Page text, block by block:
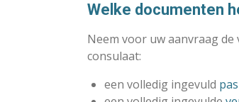
Welke documenten
Neem voor uw aanvraag
consulaat:
een volledig ingevuld